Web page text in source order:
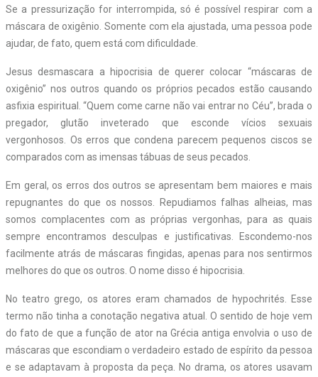
Se a pressurização for interrompida, só é possível respirar com a
máscara de oxigênio. Somente com ela ajustada, uma pessoa pode
ajudar, de fato, quem está com dificuldade.
Jesus desmascara a hipocrisia de querer colocar “máscaras de
oxigênio” nos outros quando os próprios pecados estão causando
asfixia espiritual. “Quem come carne não vai entrar no Céu”, brada o
pregador, glutão inveterado que esconde vícios sexuais
vergonhosos. Os erros que condena parecem pequenos ciscos se
comparados com as imensas tábuas de seus pecados.
Em geral, os erros dos outros se apresentam bem maiores e mais
repugnantes do que os nossos. Repudiamos falhas alheias, mas
somos complacentes com as próprias vergonhas, para as quais
sempre encontramos desculpas e justificativas. Escondemo-nos
facilmente atrás de máscaras fingidas, apenas para nos sentirmos
melhores do que os outros. O nome disso é hipocrisia.
No teatro grego, os atores eram chamados de hypochrités. Esse
termo não tinha a conotação negativa atual. O sentido de hoje vem
do fato de que a função de ator na Grécia antiga envolvia o uso de
máscaras que escondiam o verdadeiro estado de espírito da pessoa
e se adaptavam à proposta da peça. No drama, os atores usavam